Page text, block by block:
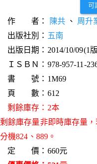
可
作 者： 陳共、 周升
出版社別： 五南
出版日期：2014/10/09(1
ＩＳＢＮ：978-957-11-
書 號：1M69
頁 數：612
剩餘庫存：2本
剩餘庫存量非即時庫存量
分機824、889。
定 價：660元